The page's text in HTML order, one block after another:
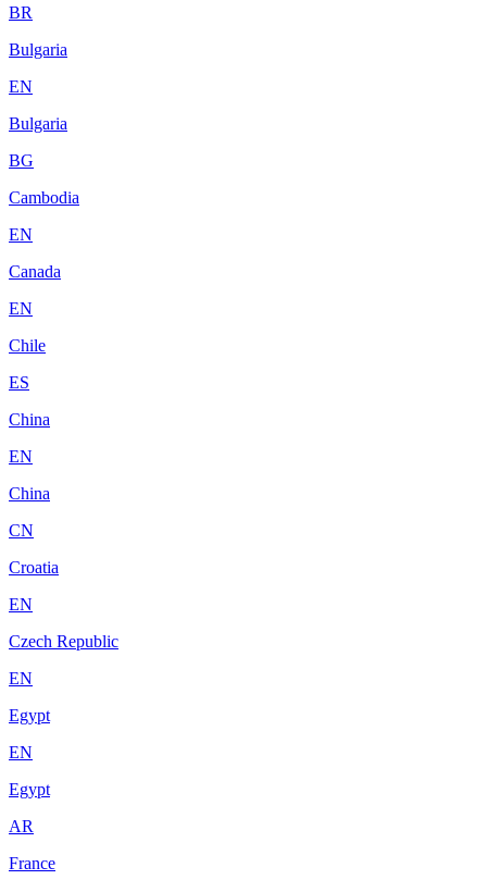
BR
Bulgaria
EN
Bulgaria
BG
Cambodia
EN
Canada
EN
Chile
ES
China
EN
China
CN
Croatia
EN
Czech Republic
EN
Egypt
EN
Egypt
AR
France